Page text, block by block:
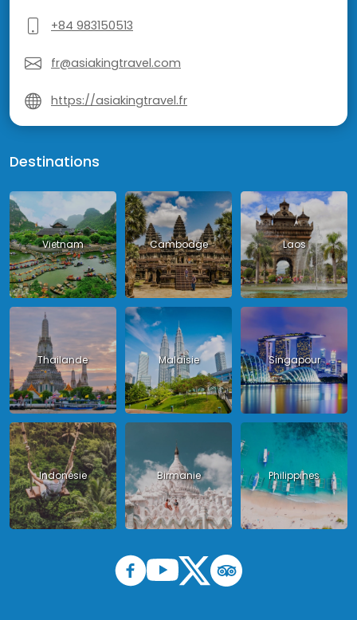
+84 983150513
fr@asiakingtravel.com
https://asiakingtravel.fr
Destinations
Vietnam Cambodge Laos
Thailande Malaisie Singapour
Indonésie Birmanie Philippines